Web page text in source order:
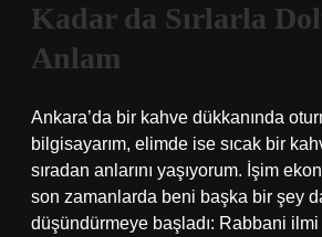
Kadar da Sırlarla
Anlam
Ankara’da bir kahve dükkanında
bilgisayarım, elimde ise sıcak bir
sıradan anlarını yaşıyorum. İşim
son zamanlarda beni başka bir şey
düşündürmeye başladı: Rabbani